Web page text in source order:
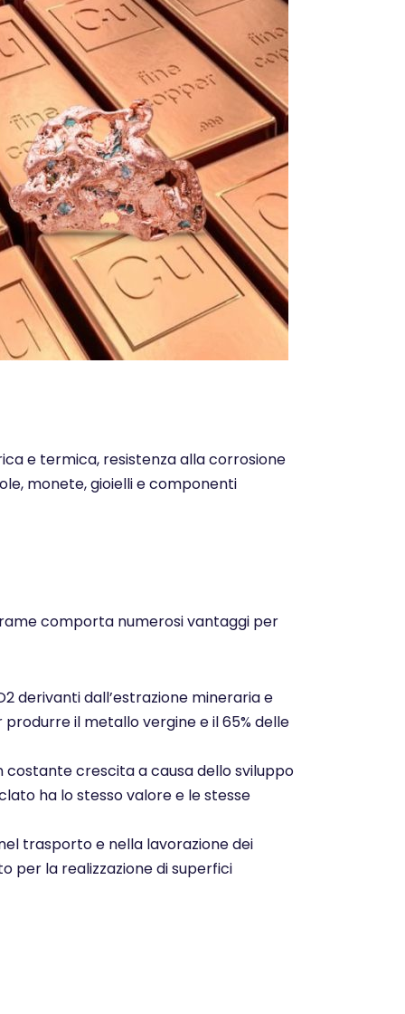
e termica, resistenza alla corrosione
monete, gioielli e componenti
comporta numerosi vantaggi per
derivanti dall’estrazione mineraria e
il metallo vergine e il 65% delle
costante crescita a causa dello sviluppo
ha lo stesso valore e le stesse
trasporto e nella lavorazione dei
per la realizzazione di superfici